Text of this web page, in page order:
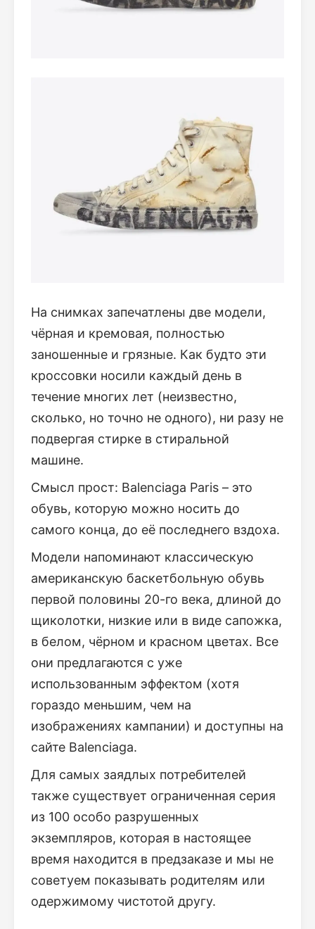
На снимках запечатлены две модели,
чёрная и кремовая, полностью
заношенные и грязные. Как будто эти
кроссовки носили каждый день в
течение многих лет (неизвестно,
сколько, но точно не одного), ни разу не
подвергая стирке в стиральной
машине.
Смысл прост: Balenciaga Paris – это
обувь, которую можно носить до
самого конца, до её последнего вздоха.
Модели напоминают классическую
американскую баскетбольную обувь
первой половины 20-го века, длиной до
щиколотки, низкие или в виде сапожка,
в белом, чёрном и красном цветах. Все
они предлагаются с уже
использованным эффектом (хотя
гораздо меньшим, чем на
изображениях кампании) и доступны на
сайте Balenciaga.
Для самых заядлых потребителей
также существует ограниченная серия
из 100 особо разрушенных
экземпляров, которая в настоящее
время находится в предзаказе и мы не
советуем показывать родителям или
одержимому чистотой другу.